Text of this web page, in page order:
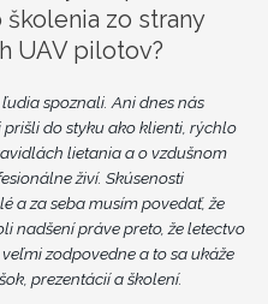
zo strany
UAV pilotov?
spoznali. Ani dnes nás
do styku ako klienti, rýchlo
lietania a o vzdušnom
živí. Skúsenosti
a za seba musím povedať, že
nadšení práve preto, že letectvo
zodpovedne a to sa ukáže
prezentácií a školení.